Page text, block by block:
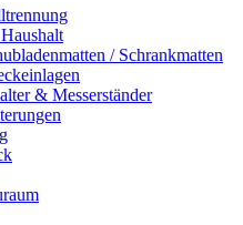
/ Schrankmatten
& Messerständer